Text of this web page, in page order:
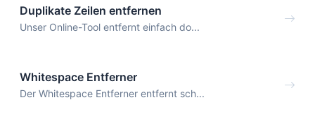
Duplikate Zeilen entfernen
Unser Online-Tool entfernt einfach do...
Whitespace Entferner
Der Whitespace Entferner entfernt sch...